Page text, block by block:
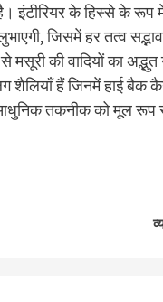
के हिस्से के रूप
जिसमें हर तत्व
मसूरी की वादियों का
हैं जिनमें हाई बैक
तकनीक को मूल रूप